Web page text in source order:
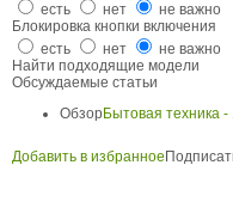
есть
нет
не важно
Блокировка кнопки включения
есть
нет
не важно
Найти подходящие модели
Обсуждаемые статьи
ОбзорБытовая техника
Добавить в избранное